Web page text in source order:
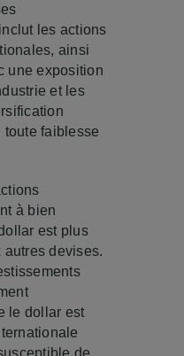
les actions
ainsi
une exposition
et les
toute faiblesse
à bien
est plus
devises.
le dollar est
de